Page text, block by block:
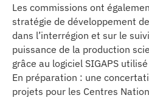
Les commissions ont
stratégie de développement
dans l’interrégion et sur le
puissance de la production
grâce au logiciel SIGAPS
En préparation : une
projets pour les Centres